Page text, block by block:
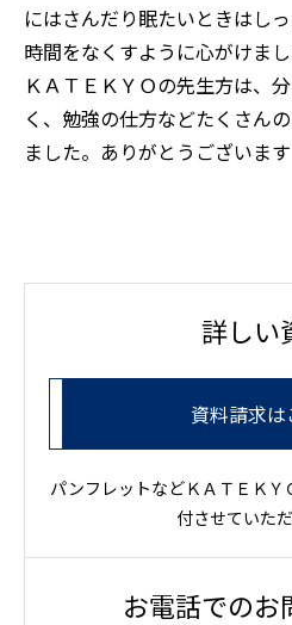
にはさんだり眠たいときはし
時間をなくすように心がけまし
ＫＡＴＥＫＹＯの先生方は、
く、勉強の仕方などたくさん
ました。ありがとうございます
詳しい
資料請求は
パンフレットなどＫＡＴＥＫ
付させていただ
お電話でのお